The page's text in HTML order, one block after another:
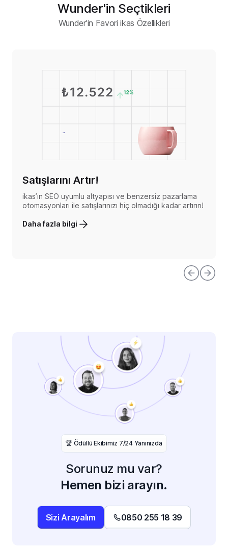
Wunder'in Seçtikleri
Wunder'in Favori ikas Özellikleri
Satışlarını Artır!
ikas’ın SEO uyumlu altyapısı ve benzersiz pazarlama
otomasyonları ile satışlarınızı hiç olmadığı kadar artırın!
Daha fazla bilgi
️🏆 Ödüllü Ekibimiz 7/24 Yanınızda
Sorunuz mu var?
Hemen bizi arayın.
Sizi Arayalım 0850 255 18 39